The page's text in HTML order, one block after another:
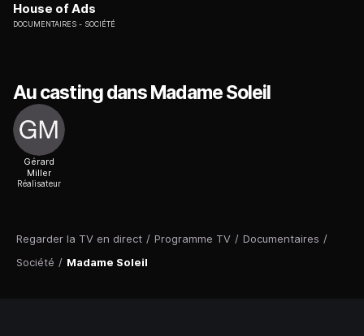
Regarder la TV en direct / Programme TV / Documentaires /
Société / Madame Soleil
House of Ads
DOCUMENTAIRES SOCIÉTÉ
Au casting dans Madame Soleil
Gérard
Miller
Réalisateur